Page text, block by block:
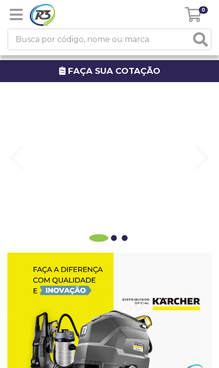
0
FAÇA SUA COTAÇÃO